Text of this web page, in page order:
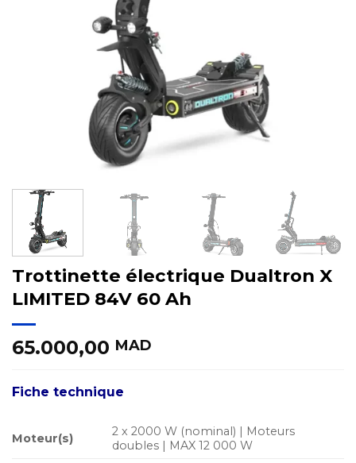
Trottinette électrique Dualtron X
LIMITED 84V 60 Ah
65.000,00 MAD
Fiche technique
Moteur(s)
2 x 2000 W (nominal) | Moteurs
doubles | MAX 12 000 W